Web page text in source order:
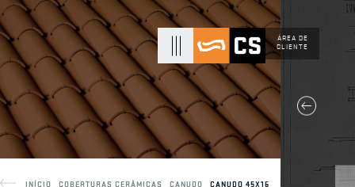
ÁREA DE
CLIENTE
INÍCIO COBERTURAS CERÂMICAS CANUDO CANUDO 45X16